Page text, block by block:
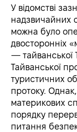
У відомстві
надзвичайних
можна було
двосторонніх
— тайванської
Тайванської
туристичних
протоку.
материкових
порядку
питання